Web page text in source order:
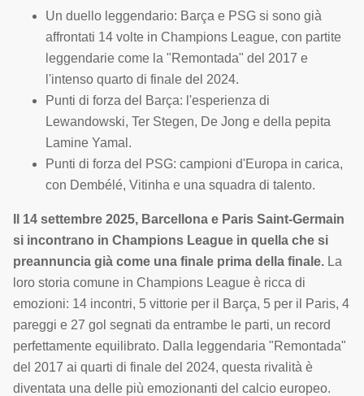
Un duello leggendario: Barça e PSG si sono già
affrontati 14 volte in Champions League, con partite
leggendarie come la "Remontada" del 2017 e
l'intenso quarto di finale del 2024.
Punti di forza del Barça: l'esperienza di
Lewandowski, Ter Stegen, De Jong e della pepita
Lamine Yamal.
Punti di forza del PSG: campioni d'Europa in carica,
con Dembélé, Vitinha e una squadra di talento.
Il 14 settembre 2025, Barcellona e Paris Saint-Germain
si incontrano in Champions League in quella che si
preannuncia già come una finale prima della finale. La
loro storia comune in Champions League è ricca di
emozioni: 14 incontri, 5 vittorie per il Barça, 5 per il Paris, 4
pareggi e 27 gol segnati da entrambe le parti, un record
perfettamente equilibrato. Dalla leggendaria "Remontada"
del 2017 ai quarti di finale del 2024, questa rivalità è
diventata una delle più emozionanti del calcio europeo.